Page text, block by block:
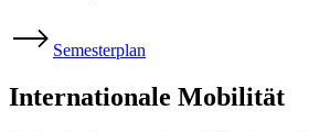
Semesterplan
Internationale Mobilität